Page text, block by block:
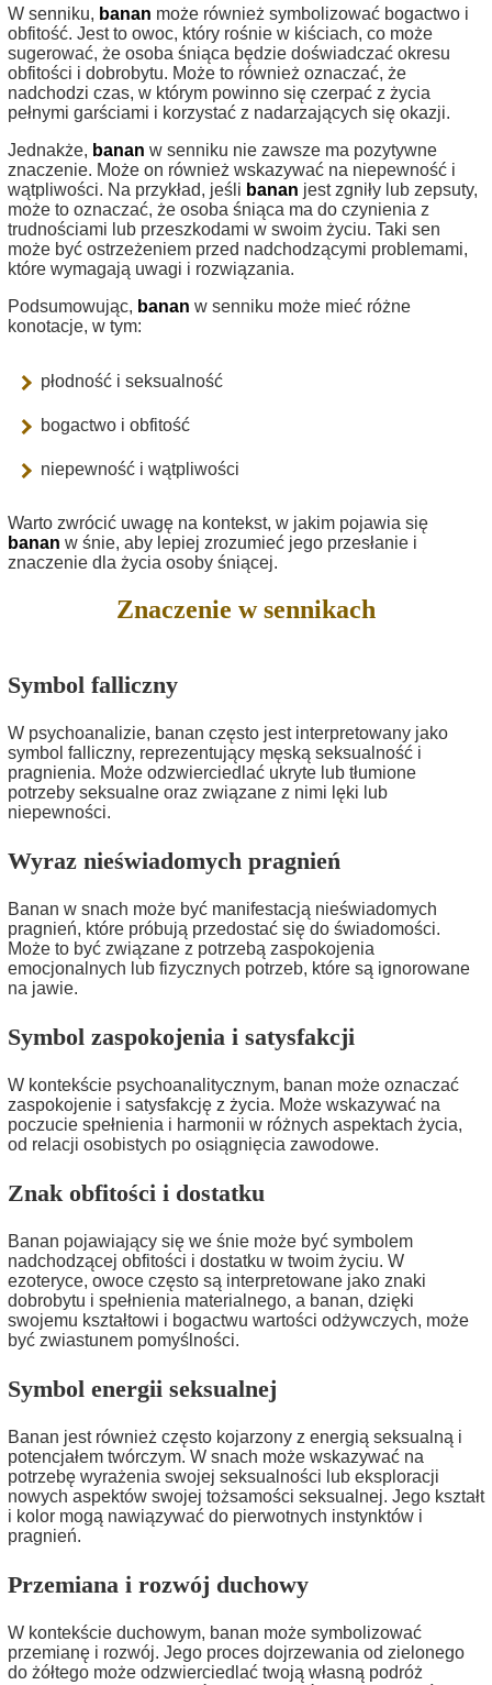
W senniku, banan może również symbolizować bogactwo i
obfitość. Jest to owoc, który rośnie w kiściach, co może
sugerować, że osoba śniąca będzie doświadczać okresu
obfitości i dobrobytu. Może to również oznaczać, że
nadchodzi czas, w którym powinno się czerpać z życia
pełnymi garściami i korzystać z nadarzających się okazji.
Jednakże, banan w senniku nie zawsze ma pozytywne
znaczenie. Może on również wskazywać na niepewność i
wątpliwości. Na przykład, jeśli banan jest zgniły lub zepsuty,
może to oznaczać, że osoba śniąca ma do czynienia z
trudnościami lub przeszkodami w swoim życiu. Taki sen
może być ostrzeżeniem przed nadchodzącymi problemami,
które wymagają uwagi i rozwiązania.
Podsumowując, banan w senniku może mieć różne
konotacje, w tym:
płodność i seksualność
bogactwo i obfitość
niepewność i wątpliwości
Warto zwrócić uwagę na kontekst, w jakim pojawia się
banan w śnie, aby lepiej zrozumieć jego przesłanie i
znaczenie dla życia osoby śniącej.
Znaczenie w sennikach
Symbol falliczny
W psychoanalizie, banan często jest interpretowany jako
symbol falliczny, reprezentujący męską seksualność i
pragnienia. Może odzwierciedlać ukryte lub tłumione
potrzeby seksualne oraz związane z nimi lęki lub
niepewności.
Wyraz nieświadomych pragnień
Banan w snach może być manifestacją nieświadomych
pragnień, które próbują przedostać się do świadomości.
Może to być związane z potrzebą zaspokojenia
emocjonalnych lub fizycznych potrzeb, które są ignorowane
na jawie.
Symbol zaspokojenia i satysfakcji
W kontekście psychoanalitycznym, banan może oznaczać
zaspokojenie i satysfakcję z życia. Może wskazywać na
poczucie spełnienia i harmonii w różnych aspektach życia,
od relacji osobistych po osiągnięcia zawodowe.
Znak obfitości i dostatku
Banan pojawiający się we śnie może być symbolem
nadchodzącej obfitości i dostatku w twoim życiu. W
ezoteryce, owoce często są interpretowane jako znaki
dobrobytu i spełnienia materialnego, a banan, dzięki
swojemu kształtowi i bogactwu wartości odżywczych, może
być zwiastunem pomyślności.
Symbol energii seksualnej
Banan jest również często kojarzony z energią seksualną i
potencjałem twórczym. W snach może wskazywać na
potrzebę wyrażenia swojej seksualności lub eksploracji
nowych aspektów swojej tożsamości seksualnej. Jego kształt
i kolor mogą nawiązywać do pierwotnych instynktów i
pragnień.
Przemiana i rozwój duchowy
W kontekście duchowym, banan może symbolizować
przemianę i rozwój. Jego proces dojrzewania od zielonego
do żółtego może odzwierciedlać twoją własną podróż